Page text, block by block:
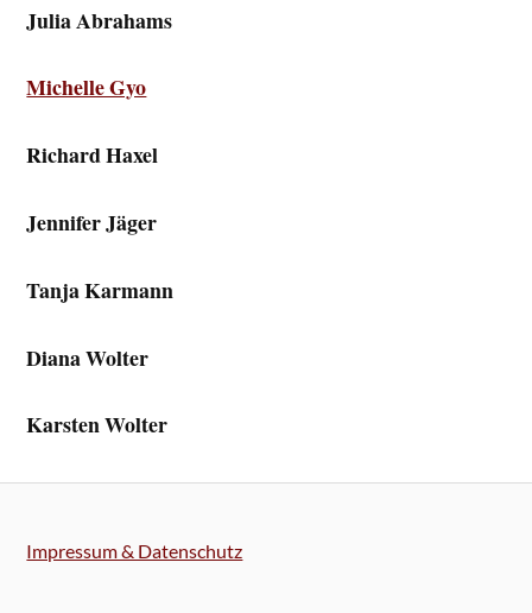
Julia Abrahams
Michelle Gyo
Richard Haxel
Jennifer Jäger
Tanja Karmann
Diana Wolter
Karsten Wolter
Impressum & Datenschutz